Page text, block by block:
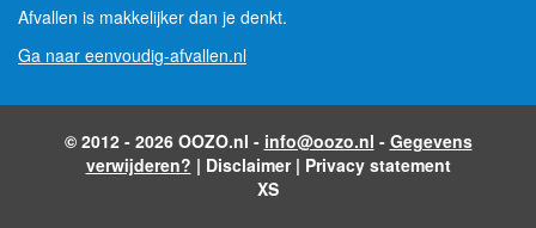
Afvallen is makkelijker dan je denkt.
Ga naar eenvoudig-afvallen.nl
© 2012 - 2026 OOZO.nl - info@oozo.nl - Gegevens
verwijderen? | Disclaimer| Privacy statement
XS